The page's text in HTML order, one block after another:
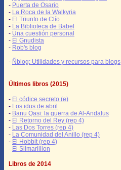
- Puerta de Osario
- La Roca de la Walkyria
- El Triunfo de Clío
- La Biblioteca de Babel
- Una cuestión personal
- El Gnudista
- Rob's blog
- Ñblog: Utilidades y recursos para blogs
Últimos libros (2015)
- El códice secreto (e)
- Los idus de abril
- Banu Qasi: la guerra de Al-Andalus
- El Retorno del Rey (rep 4)
- Las Dos Torres (rep 4)
- La Comunidad del Anillo (rep 4)
- El Hobbit (rep 4)
- El Silmarillion
Libros de 2014